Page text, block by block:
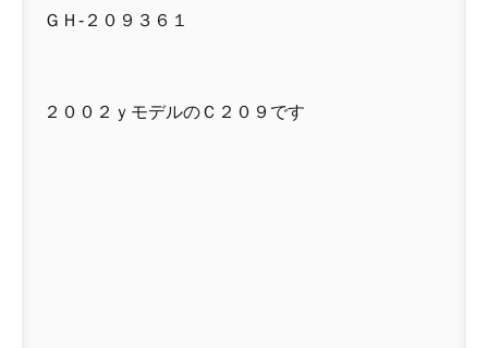
ＧＨ-２０９３６１
２００２ｙモデルのＣ２０９です